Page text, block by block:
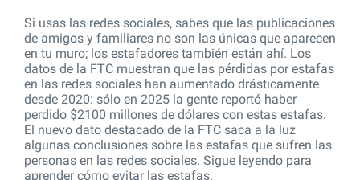
Si usas las redes sociales, sabes que las publicaciones
de amigos y familiares no son las únicas que aparecen
en tu muro; los estafadores también están ahí. Los
datos de la FTC muestran que las pérdidas por estafas
en las redes sociales han aumentado drásticamente
desde 2020: sólo en 2025 la gente reportó haber
perdido $2100 millones de dólares con estas estafas.
El nuevo dato destacado de la FTC saca a la luz
algunas conclusiones sobre las estafas que sufren las
personas en las redes sociales. Sigue leyendo para
aprender cómo evitar las estafas.